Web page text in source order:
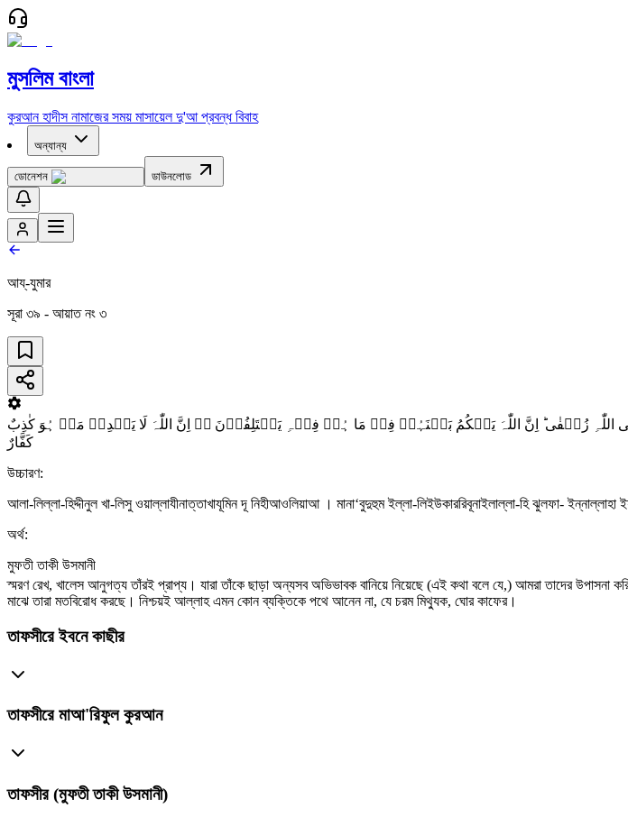
মুসলিম বাংলা
কুরআন হাদীস নামাজের সময় মাসায়েল দু'আ প্রবন্ধ বিবাহ
অন্যান্য
ডোনেশন ডাউনলোড
আয্‌-যুমার
সূরা ৩৯ - আয়াত নং ৩
اللّٰہِ زُلۡفٰی ؕ اِنَّ اللّٰہَ یَحۡکُمُ بَیۡنَہُمۡ فِیۡ مَا ہُمۡ فِیۡہِ یَخۡتَلِفُوۡنَ ۬ؕ اِنَّ اللّٰہَ لَا یَہۡدِیۡ مَنۡ ہُوَ کٰذِبٌ
کَفَّارٌ
উচ্চারণ:
আলা-লিল্লা-হিদ্দীনুল খা-লিসু ওয়াল্লাযীনাত্তাখাযূমিন দূ নিহীআওলিয়াআ । মানা‘বুদুহুম ইল্লা-লিইউকাররিবূনাইলাল্লা-হি ঝুলফা-
অর্থ:
মুফতী তাকী উসমানী
স্মরণ রেখ, খালেস আনুগত্য তাঁরই প্রাপ্য। যারা তাঁকে ছাড়া অন্যসব অভিভাবক বানিয়ে নিয়েছে (এই কথা বলে যে,) আমরা তাদের উপাসনা
মাঝে তারা মতবিরোধ করছে। নিশ্চয়ই আল্লাহ এমন কোন ব্যক্তিকে পথে আনেন না, যে চরম মিথ্যুক, ঘোর কাফের।
তাফসীরে ইবনে কাছীর
তাফসীরে মাআ'রিফুল কুরআন
তাফসীর (মুফতী তাকী উসমানী)